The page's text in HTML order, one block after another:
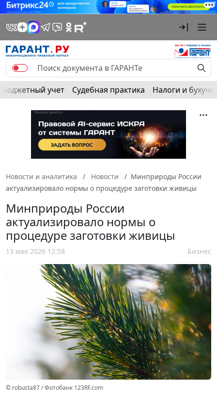
Бюджетный учет Судебная практика Налоги и
Новости и аналитика Новости
Минприроды России
актуализировало нормы о процедуре заготовки живицы
Минприроды России
актуализировало нормы о
процедуре заготовки живицы
13 мая 2026 12:58 Бизнес
© robusta87 / Фотобанк 123RF.com